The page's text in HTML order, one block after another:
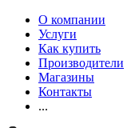
О компании
Услуги
Как купить
Производители
Магазины
Контакты
...